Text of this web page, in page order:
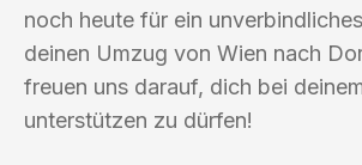
noch heute für ein
deinen Umzug von Wien nach
freuen uns darauf, dich bei
unterstützen zu dürfen!